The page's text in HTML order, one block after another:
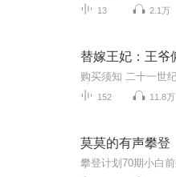
13 2.1万
152 11.8万
莫莫的有声攀登